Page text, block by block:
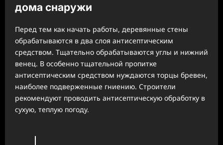
дома снаружи
Перед тем как начать работы, деревянные стены
обрабатываются в два слоя антисептическим
средством. Тщательно обрабатываются углы и нижний
венец. В особенно тщательной пропитке
антисептическим средством нуждаются торцы бревен,
наиболее подверженные гниению. Строители
рекомендуют проводить антисептическую обработку в
сухую, теплую погоду.